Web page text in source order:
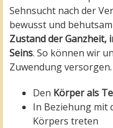
Sehnsucht nach der
bewusst und
Zustand der Ganzheit,
Seins. So können wir
Zuwendung versorgen.
Den Körper als
In Beziehung mit
Körpers treten